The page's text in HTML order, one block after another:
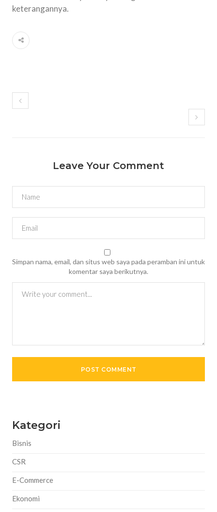
keterangannya.
Leave Your Comment
Simpan nama, email, dan situs web saya pada peramban ini untuk
komentar saya berikutnya.
Kategori
Bisnis
CSR
E-Commerce
Ekonomi